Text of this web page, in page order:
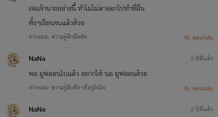
เจอเจ้านายอย่างนี้ ทำไมไม่ลาออกไปทำทื่อื่น
ทั้งๆเรียนจบแล้วด้วย
จากตอน: ความรู้สึกอึดอัด ตอบกลับ
NaNa
พอ มูฟออนไปแล้ว อยากให้ นอ มูฟออนด้วย
จากตอน: ความรู้สึกลึกๆที่อยู่ในใจ
2 ปีที่แล้ว
ตอบกลับ
NaNa 2 ปีที่แล้ว